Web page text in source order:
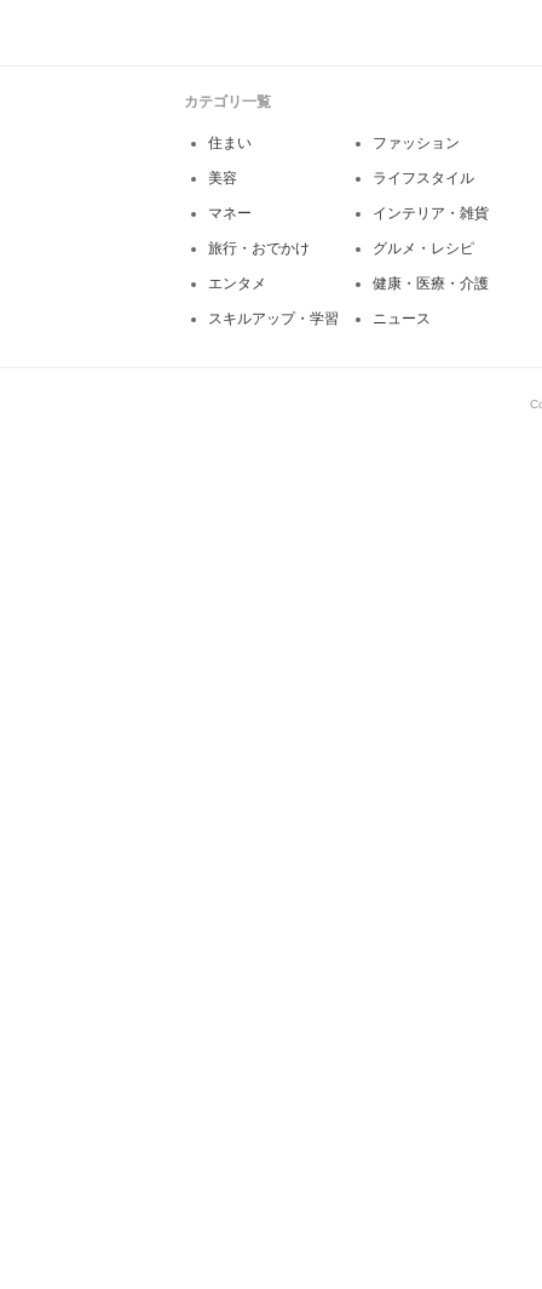
カテゴリ一覧
住まい ファッション
美容 ライフスタイル
マネー インテリア・雑貨
旅行・おでかけ グルメ・レシピ
エンタメ 健康・医療・介護
スキルアップ・学習 ニュース